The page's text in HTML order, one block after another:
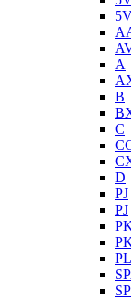
A
B
C
D
PJ
PJ
PL